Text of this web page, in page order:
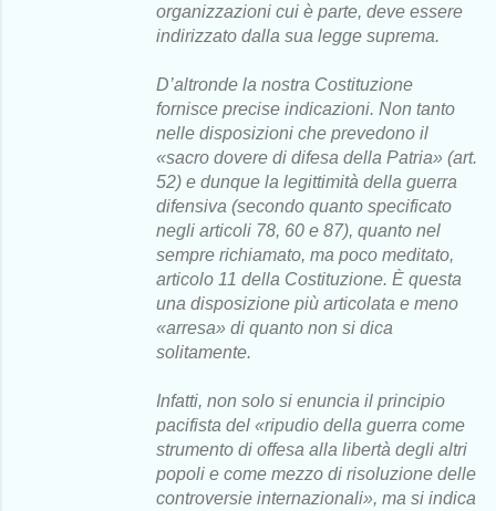
organizzazioni cui è parte, deve essere
indirizzato dalla sua legge suprema.
D’altronde la nostra Costituzione
fornisce precise indicazioni. Non tanto
nelle disposizioni che prevedono il
«sacro dovere di difesa della Patria» (art.
52) e dunque la legittimità della guerra
difensiva (secondo quanto specificato
negli articoli 78, 60 e 87), quanto nel
sempre richiamato, ma poco meditato,
articolo 11 della Costituzione. È questa
una disposizione più articolata e meno
«arresa» di quanto non si dica
solitamente.
Infatti, non solo si enuncia il principio
pacifista del «ripudio della guerra come
strumento di offesa alla libertà degli altri
popoli e come mezzo di risoluzione delle
controversie internazionali», ma si indica